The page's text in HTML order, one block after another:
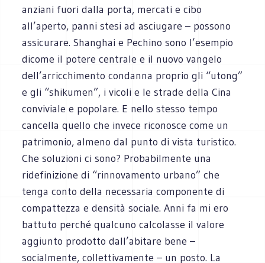
anziani fuori dalla porta, mercati e cibo
all’aperto, panni stesi ad asciugare – possono
assicurare. Shanghai e Pechino sono l’esempio
dicome il potere centrale e il nuovo vangelo
dell’arricchimento condanna proprio gli “utong”
e gli “shikumen”, i vicoli e le strade della Cina
conviviale e popolare. E nello stesso tempo
cancella quello che invece riconosce come un
patrimonio, almeno dal punto di vista turistico.
Che soluzioni ci sono? Probabilmente una
ridefinizione di “rinnovamento urbano” che
tenga conto della necessaria componente di
compattezza e densità sociale. Anni fa mi ero
battuto perché qualcuno calcolasse il valore
aggiunto prodotto dall’abitare bene –
socialmente, collettivamente – un posto. La